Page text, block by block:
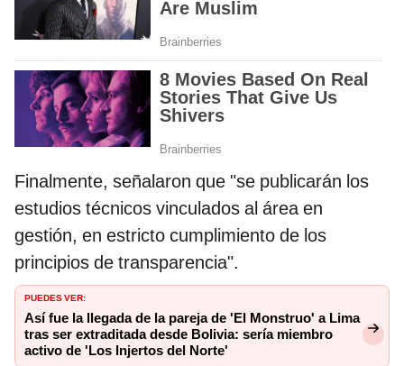
Finalmente, señalaron que "se publicarán los
estudios técnicos vinculados al área en
gestión, en estricto cumplimiento de los
principios de transparencia".
PUEDES VER:
Así fue la llegada de la pareja de 'El Monstruo' a Lima
tras ser extraditada desde Bolivia: sería miembro
activo de 'Los Injertos del Norte'